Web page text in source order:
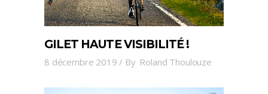
GILET HAUTE VISIBILITÉ !
8 décembre 2019 By Roland Thoulouze